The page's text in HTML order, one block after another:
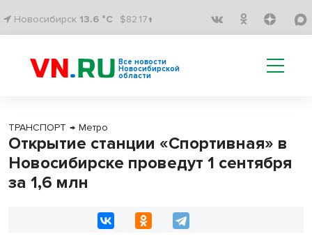
Новосибирск 13.6 °C $82.17↑
Все новости
Новосибирской
области
ТРАНСПОРТ → Метро
Открытие станции «Спортивная» в
Новосибирске проведут 1 сентября
за 1,6 млн